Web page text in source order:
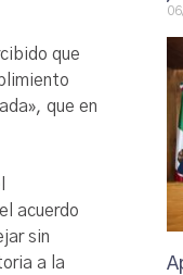
que
que en
acuerdo
sin
a la